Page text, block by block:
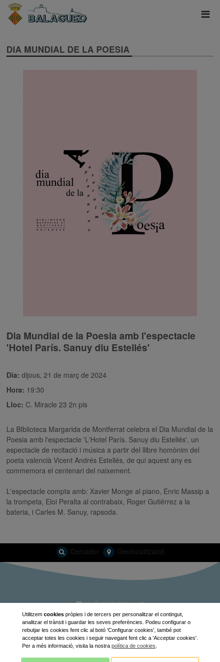
DIA MUNDIAL DE LA POESIA
Dia Mundial de la Poesia amb l'espectacle
'Hotel París. Sanuy diu Estellés'
Dia: dijous, 21 de març de 2024
Hora: 19:30
Lloc: C. Miracle 23 2n pis
La BIblioteca Margarida de Montferrat celebra el Dia Mundial de la
Poesia amb l'espectacle 'L'Hotel París. Sanuy diu Estellés', un
espectacle de recitació i música a partir del llibre homònim del
poeta valencià Vicent Andrés Estellés, de qui aquest any es
commemora el centenari del naixement.
L'espectacle compta amb: Xavier Monge al piano, Enric Massip a
la trompeta, Eloi Peralta al contrabaix, Roger Gutiérrez a la
bateria, i Carles M. Sanuy, rapsoda.
Cercador Geolocalització
info@guiabalaguer.cat
Dissenyat per Guia Balaguer
Utilitzem cookiespròpies i de tercers per personalitzar el contingut,
analitzar el trànsit i guardar les seves preferències. Podeu configurar o
rebutjar les cookies fent clic al botó 'Configurar cookies', també pot
acceptar totes les cookies i seguir navegant fent clic a 'Acceptar cookies'.
Per a més informació, visita la nostra política de cookies